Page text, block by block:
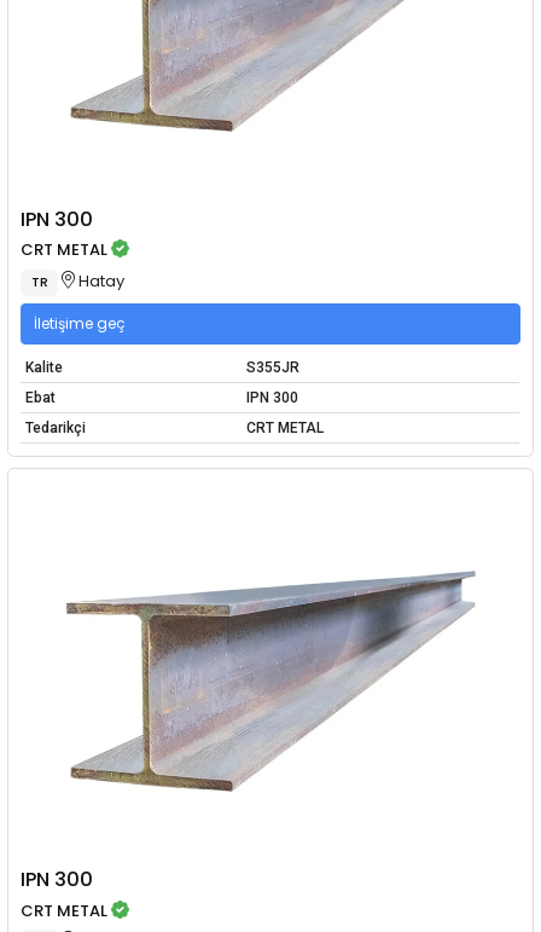
IPN 300
CRT METAL
TR Hatay
İletişime geç
Kalite
S355JR
Ebat
IPN 300
Tedarikçi
CRT METAL
IPN 300
CRT METAL